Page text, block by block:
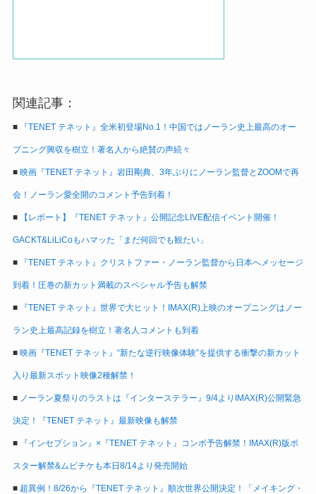
関連記事：
■ 『TENET テネット』全米初登場No.1！中国ではノーラン史上最高のオー
プニング興収を樹立！著名人から絶賛の声続々
■ 映画『TENET テネット』岩田剛典、3年ぶりにノーラン監督とZOOMで再
会！ノーラン愛全開のコメント予告到着！
■ 【レポート】『TENET テネット』公開記念LIVE配信イベント開催！
GACKT&LiLiCoもハマッた「まだ何回でも観たい」
■ 『TENET テネット』クリストファー・ノーラン監督から日本へメッセージ
到着！圧巻の新カット満載のスペシャル予告も解禁
■ 『TENET テネット』世界で大ヒット！IMAX(R)上映のオープニングはノー
ラン史上最高記録を樹立！著名人コメントも到着
■ 映画『TENET テネット』“新たな逆行映像体験”を提供する衝撃の新カット
入り最新スポット映像2種解禁！
■ ノーラン夏祭りのラストは『インターステラー』9/4よりIMAX(R)公開緊急
決定！『TENET テネット』最新映像も解禁
■ 『インセプション』×『TENET テネット』コンボ予告解禁！IMAX(R)版ポ
スター解禁&ムビチケも本日8/14より発売開始
■ 超異例！8/26から『TENET テネット』順次世界公開決定！「メイキング・